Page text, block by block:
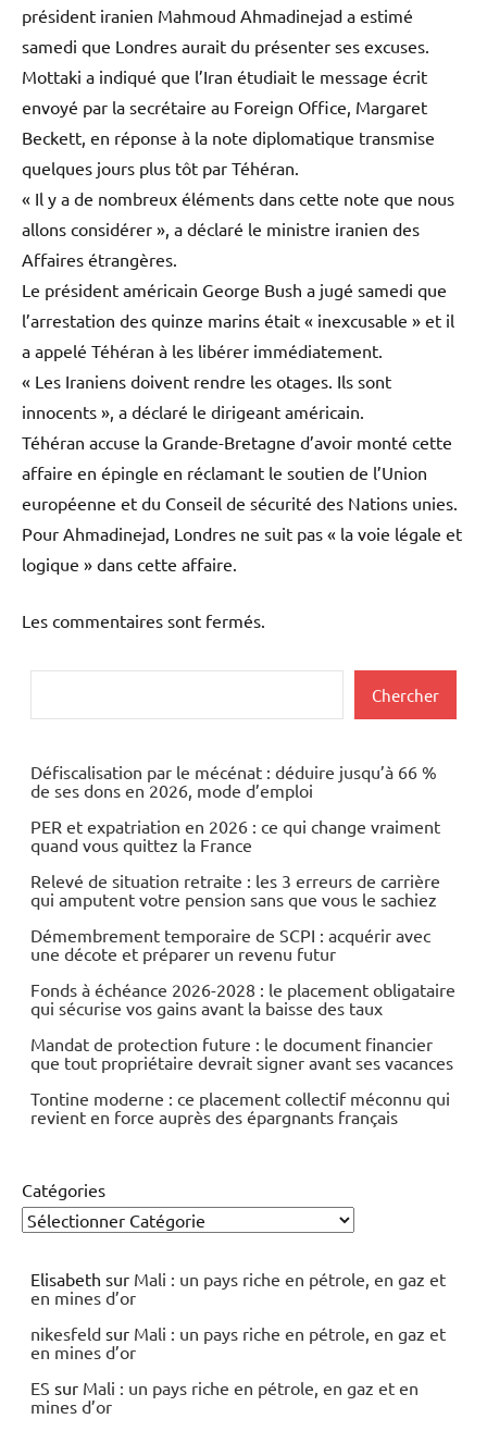
président iranien Mahmoud Ahmadinejad a estimé
samedi que Londres aurait du présenter ses excuses.
Mottaki a indiqué que l’Iran étudiait le message écrit
envoyé par la secrétaire au Foreign Office, Margaret
Beckett, en réponse à la note diplomatique transmise
quelques jours plus tôt par Téhéran.
« Il y a de nombreux éléments dans cette note que nous
allons considérer », a déclaré le ministre iranien des
Affaires étrangères.
Le président américain George Bush a jugé samedi que
l’arrestation des quinze marins était « inexcusable » et il
a appelé Téhéran à les libérer immédiatement.
« Les Iraniens doivent rendre les otages. Ils sont
innocents », a déclaré le dirigeant américain.
Téhéran accuse la Grande-Bretagne d’avoir monté cette
affaire en épingle en réclamant le soutien de l’Union
européenne et du Conseil de sécurité des Nations unies.
Pour Ahmadinejad, Londres ne suit pas « la voie légale et
logique » dans cette affaire.
Les commentaires sont fermés.
Chercher
Défiscalisation par le mécénat : déduire jusqu’à 66 %
de ses dons en 2026, mode d’emploi
PER et expatriation en 2026 : ce qui change vraiment
quand vous quittez la France
Relevé de situation retraite : les 3 erreurs de carrière
qui amputent votre pension sans que vous le sachiez
Démembrement temporaire de SCPI : acquérir avec
une décote et préparer un revenu futur
Fonds à échéance 2026-2028 : le placement obligataire
qui sécurise vos gains avant la baisse des taux
Mandat de protection future : le document financier
que tout propriétaire devrait signer avant ses vacances
Tontine moderne : ce placement collectif méconnu qui
revient en force auprès des épargnants français
Catégories
Elisabeth sur Mali : un pays riche en pétrole, en gaz et
en mines d’or
nikesfeld sur Mali : un pays riche en pétrole, en gaz et
en mines d’or
ES sur Mali : un pays riche en pétrole, en gaz et en
mines d’or